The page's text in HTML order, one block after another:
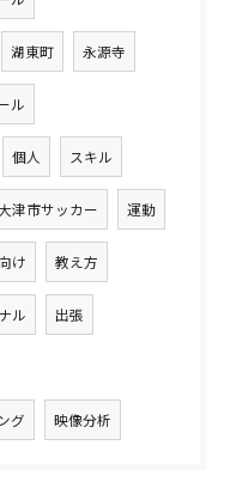
湖東町 永源寺
ル
個人 スキル
津市サッカー 運動
け 教え方
ル 出張
グ 映像分析